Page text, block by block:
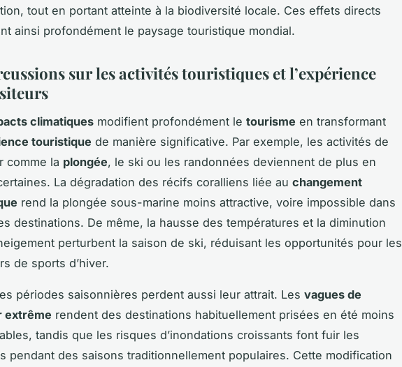
tout en portant atteinte à la biodiversité locale. Ces effets directs
ainsi profondément le paysage touristique mondial.
sur les activités touristiques et l’expérience
climatiques modifient profondément le tourisme en transformant
touristique de manière significative. Par exemple, les activités de
comme la plongée, le ski ou les randonnées deviennent de plus en
La dégradation des récifs coralliens liée au changement
rend la plongée sous-marine moins attractive, voire impossible dans
destinations. De même, la hausse des températures et la diminution
perturbent la saison de ski, réduisant les opportunités pour les
de sports d’hiver.
périodes saisonnières perdent aussi leur attrait. Les vagues de
extrême rendent des destinations habituellement prisées en été moins
tandis que les risques d’inondations croissants font fuir les
pendant des saisons traditionnellement populaires. Cette modification